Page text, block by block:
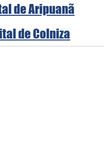
de Aripuanã
de Colniza